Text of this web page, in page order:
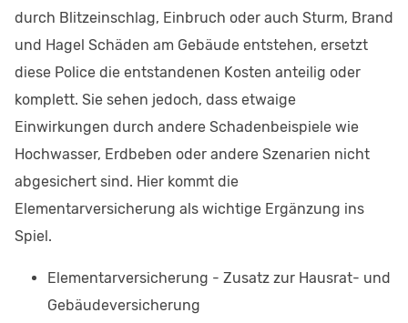
durch Blitzeinschlag, Einbruch oder auch Sturm, Brand
und Hagel Schäden am Gebäude entstehen, ersetzt
diese Police die entstandenen Kosten anteilig oder
komplett. Sie sehen jedoch, dass etwaige
Einwirkungen durch andere Schadenbeispiele wie
Hochwasser, Erdbeben oder andere Szenarien nicht
abgesichert sind. Hier kommt die
Elementarversicherung als wichtige Ergänzung ins
Spiel.
Elementarversicherung - Zusatz zur Hausrat- und
Gebäudeversicherung